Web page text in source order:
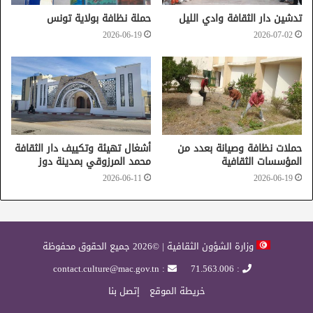
المركب الثقافي محمد الباردي
قابس
تدشين دار الثقافة وادي الليل
2026-07-02
حملة نظافة بولاية تونس
2026-06-19
حملات نظافة وصيانة بعدد من
المؤسسات الثقافية
2026-06-19
أشغال تهيئة وتكييف دار الثقافة
محمد المرزوقي بمدينة دوز
2026-06-11
وزارة الشؤون الثقافية | ©2026 جميع الحقوق محفوظة
: 71.563.006
: contact.culture@mac.gov.tn
خريطة الموقع
إتصل بنا